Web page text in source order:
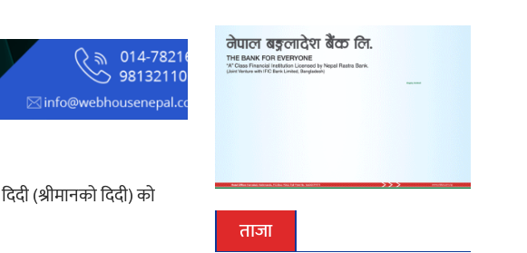
(श्रीमानको दिदी) को
ताजा